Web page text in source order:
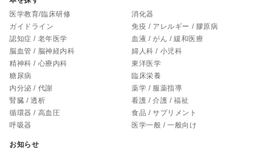
医学教育/臨床研修
ガイドライン
認知症 / 老年医学
脳血管 / 脳神経内科
精神科 / 心療内科
糖尿病
内分泌 / 代謝
腎臓 / 透析
循環器 / 高血圧
呼吸器
消化器
免疫 / アレルギー / 膠原病
血液 / がん / 緩和医療
婦人科 / 小児科
東洋医学
臨床栄養
薬学 / 服薬指導
看護 / 介護 / 福祉
食品 / サプリメント
医学一般 / 一般向け
お知らせ